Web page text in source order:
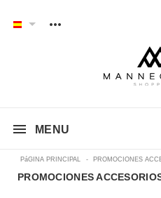
MENU
PáGINA PRINCIPAL - PROMOCIONES
PROMOCIONES